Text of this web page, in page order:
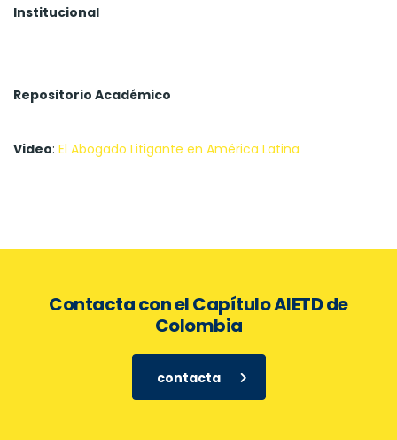
Institucional
Repositorio Académico
Video: El Abogado Litigante en América Latina
Contacta con el Capítulo AIETD de
Colombia
contacta